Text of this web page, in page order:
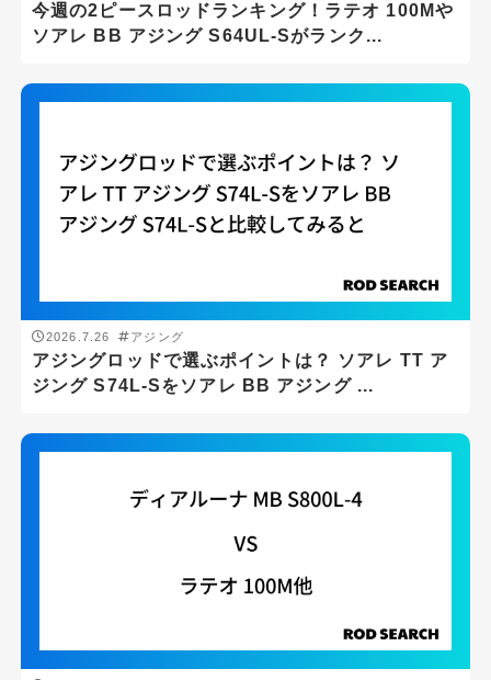
今週の2ピースロッドランキング！ラテオ 100Mや
ソアレ BB アジング S64UL-Sがランク...
2026.7.26 アジング
アジングロッドで選ぶポイントは？ ソアレ TT ア
ジング S74L-Sをソアレ BB アジング ...
ライトショアジギング
DAIWA
SHIMANO
ft - ft
g